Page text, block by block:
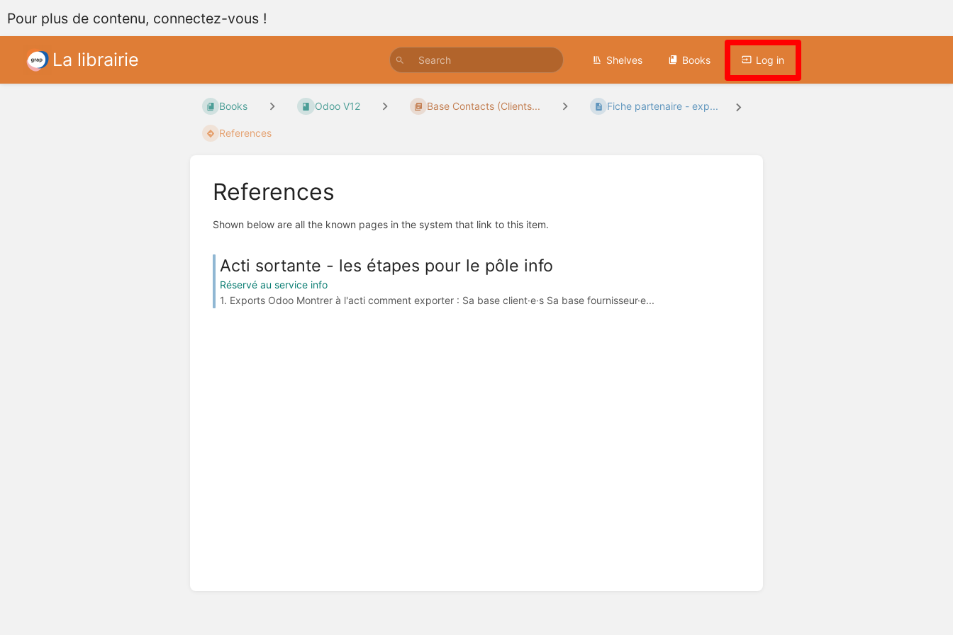
Pour plus de contenu, connectez-vous !
La librairie Shelves Books Log in
Books Odoo V12 Base Contacts (Clients... Fiche partenaire - exp...
References
References
Shown below are all the known pages in the system that link to this item.
Acti sortante - les étapes pour le pôle info
Réservé au service info
1. Exports Odoo Montrer à l'acti comment exporter : Sa base client·e·s Sa base fournisseur·e...